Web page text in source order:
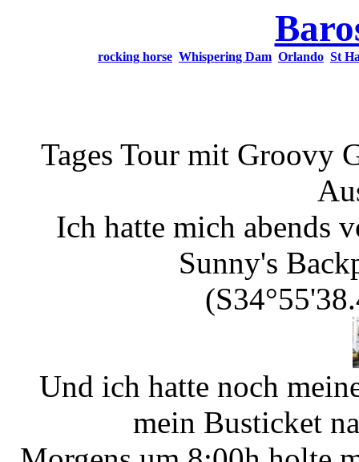
rocking horse Whispering Dam Orlando St
Tages Tour mit Groovy
Ich hatte mich abends
Sunny's
Und ich hatte noch
mein Busticket